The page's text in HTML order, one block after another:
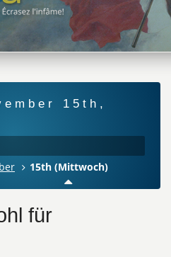
15th,
15th (Mittwoch)
für